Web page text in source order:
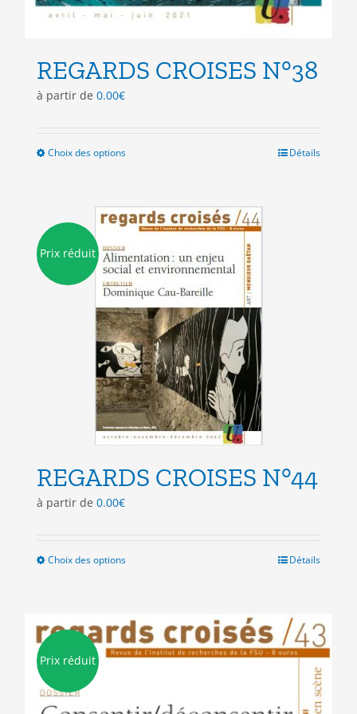
REGARDS CROISES N°38
à partir de 0.00€
Choix des optionsCe
plusieurs
variations.
options
peuvent
être
choisies
sur
la
page
du
produit
Détails
Prix réduit
REGARDS CROISES N°44
à partir de 0.00€
Choix des optionsCe
variations.
Les
Détails
Prix réduit